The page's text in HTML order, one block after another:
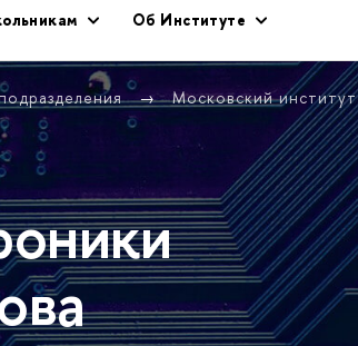
Об Институте
Московский институт